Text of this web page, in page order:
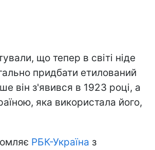
що тепер в світі ніде
придбати етилований
він з'явився в 1923 році, а
яка використала його,
РБК-Україна з